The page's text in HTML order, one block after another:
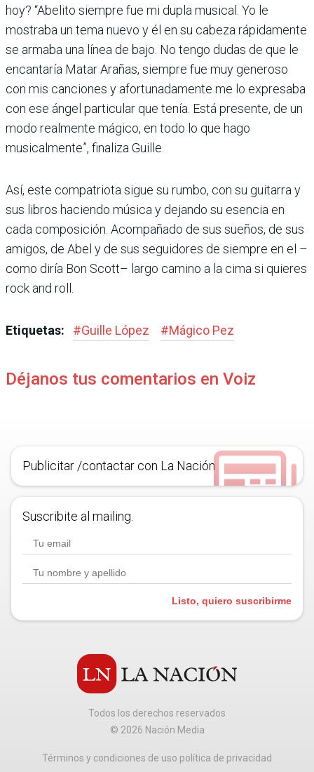
hoy? “Abelito siempre fue mi dupla musical. Yo le
mostraba un tema nuevo y él en su cabeza rápidamente
se armaba una línea de bajo. No tengo dudas de que le
encantaría Matar Arañas, siempre fue muy generoso
con mis canciones y afortunadamente me lo expresaba
con ese ángel particular que tenía. Está presente, de un
modo realmente mágico, en todo lo que hago
musicalmente”, finaliza Guille.
Así, este compatriota sigue su rumbo, con su guitarra y
sus libros haciendo música y dejando su esencia en
cada composición. Acompañado de sus sueños, de sus
amigos, de Abel y de sus seguidores de siempre en el –
como diría Bon Scott– largo camino a la cima si quieres
rock and roll.
Etiquetas: #Guille López #Mágico Pez
Déjanos tus comentarios en Voiz
Publicitar /contactar con La Nación
Suscribite al mailing.
Listo, quiero suscribirme
Todos los derechos reservados
© 2026 Nación Media
Términos y condiciones de uso política de privacidad